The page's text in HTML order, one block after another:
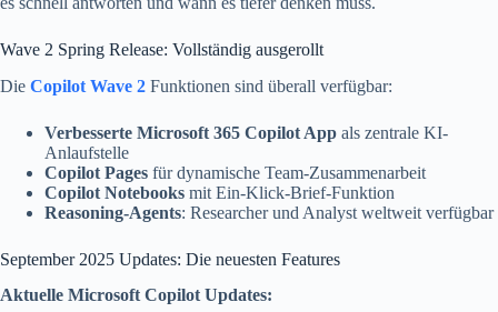
Wave 2 Spring Release: Vollständig ausgerollt
Die Copilot Wave 2 Funktionen sind überall verfügbar:
Verbesserte Microsoft 365 Copilot App als zentrale KI-
Anlaufstelle
Copilot Pages für dynamische Team-Zusammenarbeit
Copilot Notebooks mit Ein-Klick-Brief-Funktion
Reasoning-Agents: Researcher und Analyst weltweit verfügbar
September 2025 Updates: Die neuesten Features
Aktuelle Microsoft Copilot Updates: